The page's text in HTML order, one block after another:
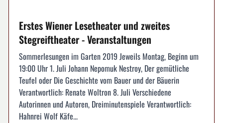
Erstes Wiener Lesetheater und zweites
Stegreiftheater - Veranstaltungen
Sommerlesungen im Garten 2019 Jeweils Montag, Beginn um
19:00 Uhr 1. Juli Johann Nepomuk Nestroy, Der gemütliche
Teufel oder Die Geschichte vom Bauer und der Bäuerin
Verantwortlich: Renate Woltron 8. Juli Verschiedene
Autorinnen und Autoren, Dreiminutenspiele Verantwortlich:
Hahnrei Wolf Käfe...